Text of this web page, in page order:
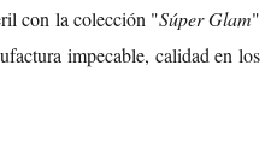
con la colección "Súper Glam"
impecable, calidad en los